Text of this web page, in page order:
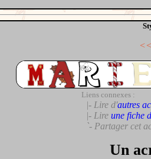
Liens connexes :
|- Lire d'autres
|- Lire une fiche
`- Partager cet
Un